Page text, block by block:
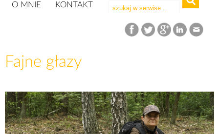
O MNIE KONTAKT
Aktualności Fajne głazy
Fajne głazy